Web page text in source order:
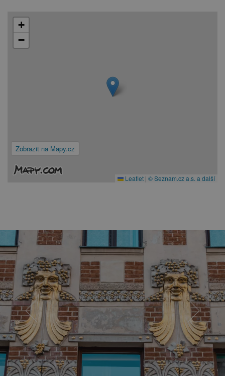
Zobrazit na Mapy.cz
+
−
Leaflet | © Seznam.cz a.s. a další